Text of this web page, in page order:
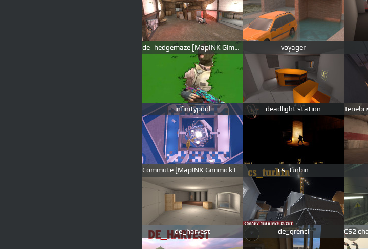
de_hedgemaze [MapINK Gimmick Event] voyager
infinitypool deadlight station
Commute [MapINK Gimmick Event] cs_turbin
de_harvest de_grenci